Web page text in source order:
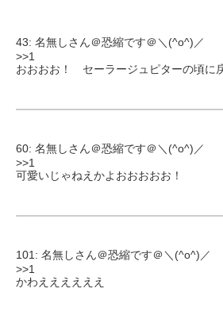
43: 名無しさん＠恐縮です＠＼(^o^)／
>>1
おおおお！ セーラージュピターの頃に
60: 名無しさん＠恐縮です＠＼(^o^)／
>>1
可愛いじゃねえかよおおおおお！
101: 名無しさん＠恐縮です＠＼(^o^)／
>>1
かわええええええ